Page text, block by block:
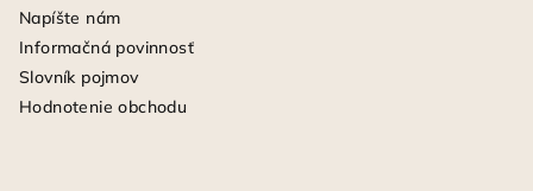
Napíšte nám
Informačná povinnosť
Slovník pojmov
Hodnotenie obchodu